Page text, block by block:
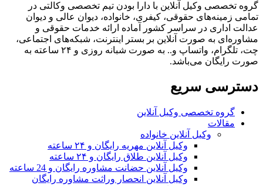
گروه تخصصی وکیل آنلاین با دارا بودن تیم تخصصی وکالتی در
تمامی زمینه‌های حقوقی، کیفری، خانواده، دیوان عالی و دیوان
عدالت اداری در سراسر کشور آماده ارائه خدمات حقوقی و
مشاوره‌ای به صورت آنلاین بر بستر اینترنت، شبکه‌های اجتماعی،
چت، تلگرام، واتساپ و.. به صورت شبانه روزی و ۲۴ ساعته به
صورت رایگان می‌باشد.
دسترسی سریع
گروه تخصصی وکیل آنلاین
مقالات
وکیل آنلاین خانواده
وکیل آنلاین مهریه رایگان و ۲۴ ساعته
وکیل آنلاین طلاق رایگان و ۲۴ ساعته
وکیل آنلاین حضانت مشاوره رایگان و 24 ساعته
وکیل آنلاین انحصار وراثت مشاوره رایگان